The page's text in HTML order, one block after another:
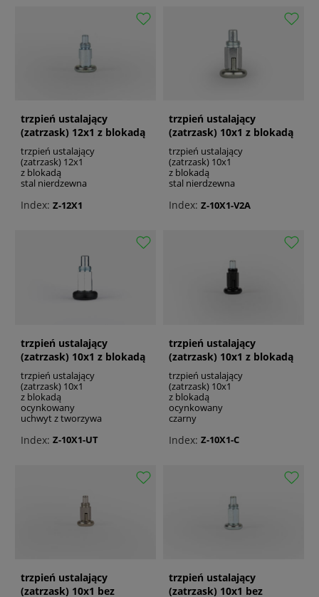
trzpień ustalający
(zatrzask) 12x1 z blokadą
stal nierdzewna
trzpień ustalający
(zatrzask) 12x1
z blokadą
stal nierdzewna
Index: Z-12X1
trzpień ustalający
(zatrzask) 10x1 z blokadą
stal nierdzewna
trzpień ustalający
(zatrzask) 10x1
z blokadą
stal nierdzewna
Index: Z-10X1-V2A
trzpień ustalający
(zatrzask) 10x1 z blokadą
ocynkowany
trzpień ustalający
(zatrzask) 10x1
z blokadą
ocynkowany
uchwyt z tworzywa
Index: Z-10X1-UT
trzpień ustalający
(zatrzask) 10x1 z blokadą
czarny ocynkowany
trzpień ustalający
(zatrzask) 10x1
z blokadą
ocynkowany
czarny
Index: Z-10X1-C
trzpień ustalający
(zatrzask) 10x1 bez
trzpień ustalający
(zatrzask) 10x1 bez